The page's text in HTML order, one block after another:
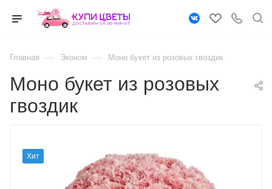
Главная — Эконом — Моно букет из розовых гвоздик
Моно букет из розовых
гвоздик
Хит